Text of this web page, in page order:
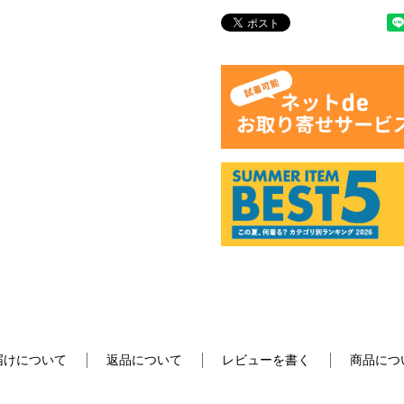
けについて 返品について レビューを書く 商品につ